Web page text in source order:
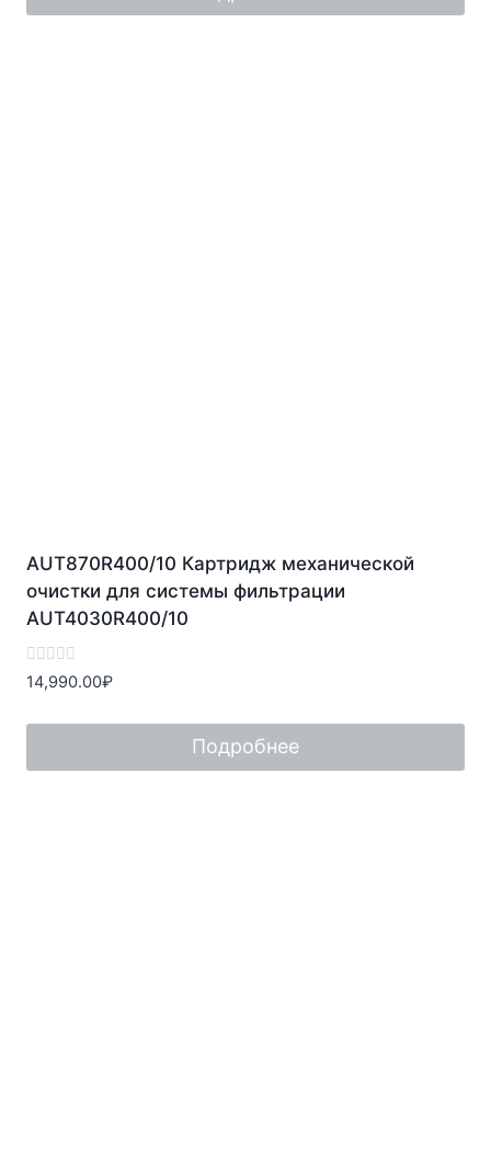
AUT870R400/10 Картридж механической
очистки для системы фильтрации
AUT4030R400/10
Оценка
0
5
14,990.00₽
Подробнее